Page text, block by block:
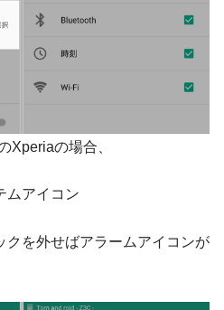
Xperiaの場合、
アイコン
クを外せばアラームアイコンが